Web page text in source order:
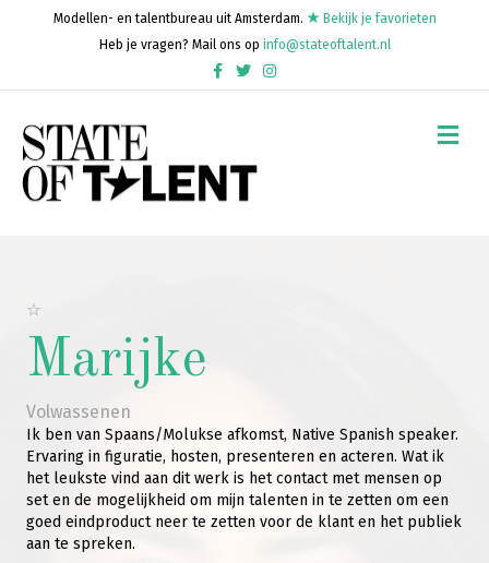
Modellen- en talentbureau uit Amsterdam.
Bekijk je favorieten
Heb je vragen? Mail ons op info@stateoftalent.nl
FacebookTwitterInstagram
Marijke
Volwassenen
Ik ben van Spaans/Molukse afkomst, Native Spanish speaker.
Ervaring in figuratie, hosten, presenteren en acteren. Wat ik
het leukste vind aan dit werk is het contact met mensen op
set en de mogelijkheid om mijn talenten in te zetten om een
goed eindproduct neer te zetten voor de klant en het publiek
aan te spreken.